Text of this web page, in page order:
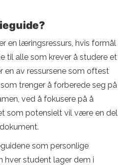
en læringsressurs, hvis formål
til alle som krever å studere et
en av ressursene som oftest
trenger å forberede seg på
ved å fokusere på å
som potensielt vil være en del
som personlige
hver student lager dem i